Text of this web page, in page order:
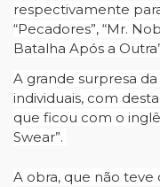
respectivamente
“Pecadores”, “Mr.
Batalha Após a
A grande surpresa
individuais, com
que ficou com o
Swear”.
A obra, que não